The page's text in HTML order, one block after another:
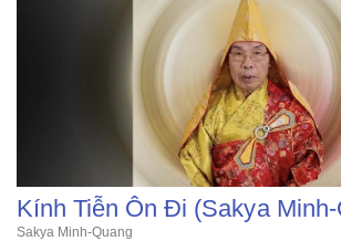
Kính Tiễn Ôn Đi (Sakya Minh-
Sakya Minh-Quang